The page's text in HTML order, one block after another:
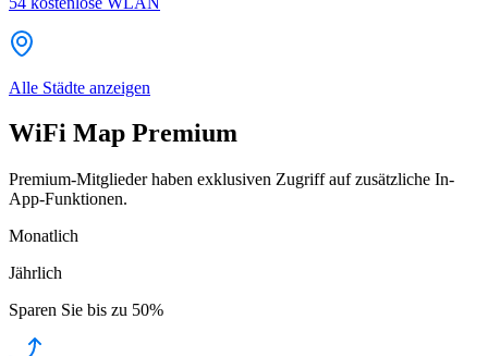
Alle Städte anzeigen
WiFi Map Premium
Premium-Mitglieder haben exklusiven Zugriff auf zusätzliche In-
App-Funktionen.
Monatlich
Jährlich
Sparen Sie bis zu 50%